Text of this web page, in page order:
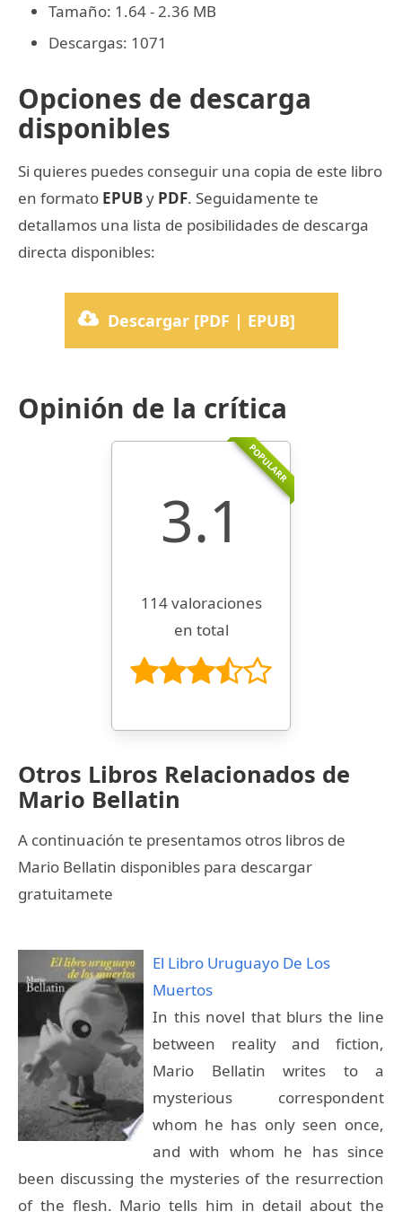
Tamaño: 1.64 - 2.36 MB
Descargas: 1071
Opciones de descarga
disponibles
Si quieres puedes conseguir una copia de este libro
en formato EPUBy PDF. Seguidamente te
detallamos una lista de posibilidades de descarga
directa disponibles:
Descargar [PDF | EPUB]
Opinión de la crítica
POPULARR
3.1
114 valoraciones
en total
Otros Libros Relacionados de
Mario Bellatin
A continuación te presentamos otros libros de
Mario Bellatin disponibles para descargar
gratuitamete
El Libro Uruguayo De Los
Muertos
In this novel that blurs the line
between reality and fiction,
Mario Bellatin writes to a
mysterious correspondent
whom he has only seen once,
and with whom he has since
been discussing the mysteries of the resurrection
of the flesh. Mario tells him in detail about the